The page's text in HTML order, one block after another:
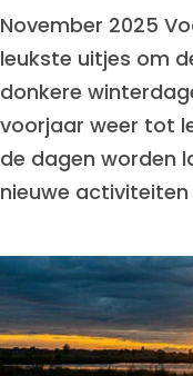
November 2025
leukste uitjes om
donkere
voorjaar weer tot
de dagen worden
nieuwe activiteiten